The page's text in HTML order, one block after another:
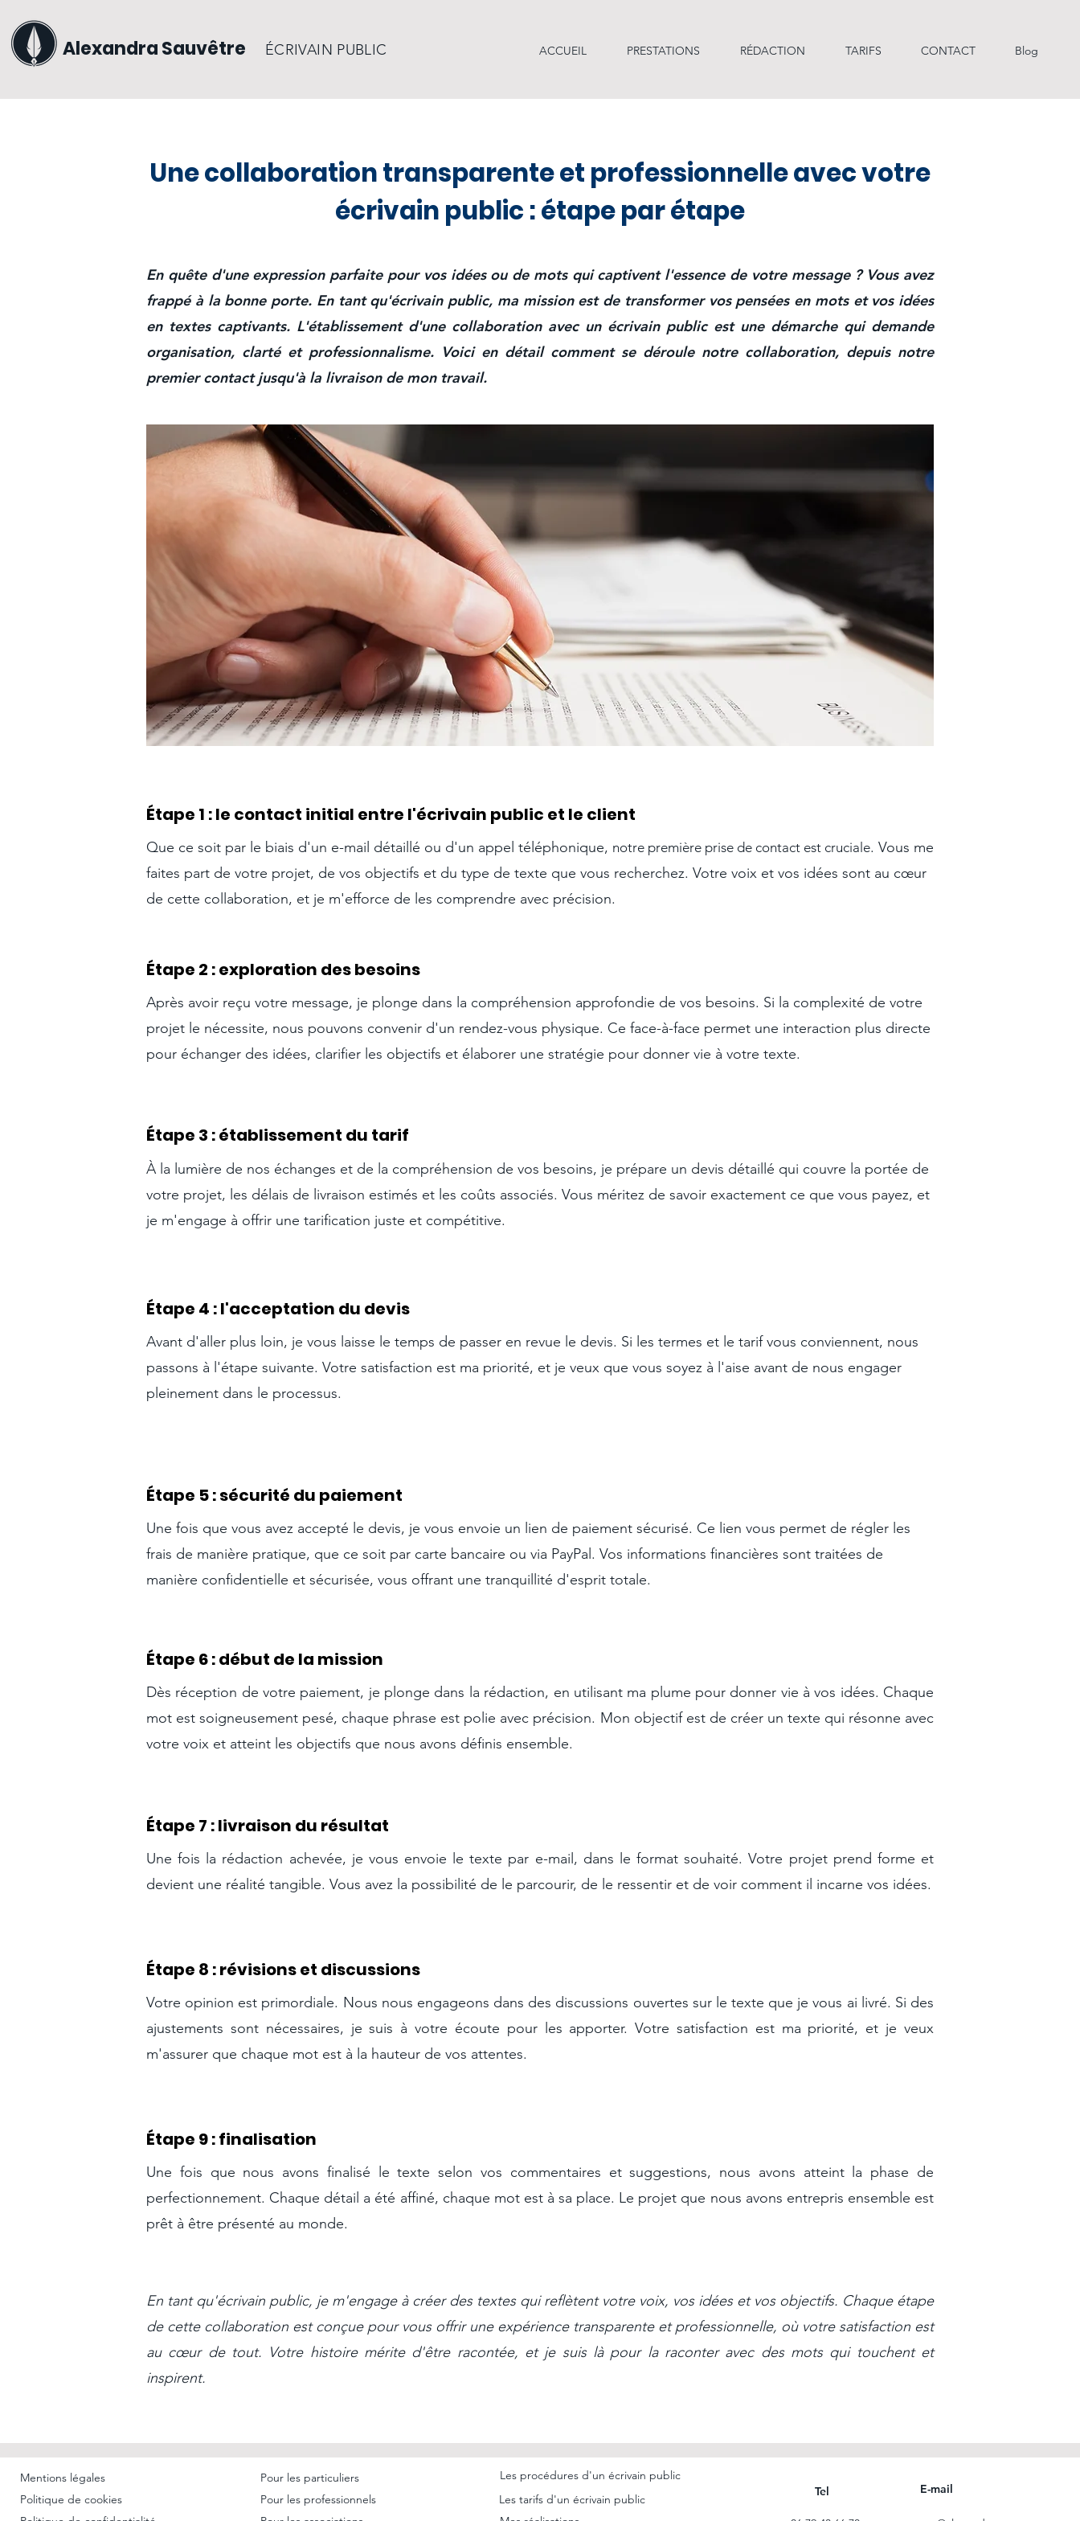
Alexandra Sauvêtre ÉCRIVAIN PUBLIC ACCUEIL PRESTATIONS RÉDACTION TARIFS CONTACT Blog
Une collaboration transparente et professionnelle avec votre
écrivain public : étape par étape
En quête d'une expression parfaite pour vos idées ou de mots qui captivent l'essence de votre message ? Vous avez
frappé à la bonne porte. En tant qu'écrivain public, ma mission est de transformer vos pensées en mots et vos idées
en textes captivants. L'établissement d'une collaboration avec un écrivain public est une démarche qui demande
organisation, clarté et professionnalisme. Voici en détail comment se déroule notre collaboration, depuis notre
premier contact jusqu'à la livraison de mon travail.
Étape 1 : le contact initial entre l'écrivain public et le client
Que ce soit par le biais d'un e-mail détaillé ou d'un appel téléphonique, notre première prise de contact est cruciale. Vous me
faites part de votre projet, de vos objectifs et du type de texte que vous recherchez. Votre voix et vos idées sont au cœur
de cette collaboration, et je m'efforce de les comprendre avec précision.
Étape 2 : exploration des besoins
Après avoir reçu votre message, je plonge dans la compréhension approfondie de vos besoins. Si la complexité de votre
projet le nécessite, nous pouvons convenir d'un rendez-vous physique. Ce face-à-face permet une interaction plus directe
pour échanger des idées, clarifier les objectifs et élaborer une stratégie pour donner vie à votre texte.
Étape 3 : établissement du tarif
À la lumière de nos échanges et de la compréhension de vos besoins, je prépare un devis détaillé qui couvre la portée de
votre projet, les délais de livraison estimés et les coûts associés. Vous méritez de savoir exactement ce que vous payez, et
je m'engage à offrir une tarification juste et compétitive.
Étape 4 : l'acceptation du devis
Avant d'aller plus loin, je vous laisse le temps de passer en revue le devis. Si les termes et le tarif vous conviennent, nous
passons à l'étape suivante. Votre satisfaction est ma priorité, et je veux que vous soyez à l'aise avant de nous engager
pleinement dans le processus.
Étape 5 : sécurité du paiement
Une fois que vous avez accepté le devis, je vous envoie un lien de paiement sécurisé. Ce lien vous permet de régler les
frais de manière pratique, que ce soit par carte bancaire ou via PayPal. Vos informations financières sont traitées de
manière confidentielle et sécurisée, vous offrant une tranquillité d'esprit totale.
Étape 6 : début de la mission
Dès réception de votre paiement, je plonge dans la rédaction, en utilisant ma plume pour donner vie à vos idées. Chaque
mot est soigneusement pesé, chaque phrase est polie avec précision. Mon objectif est de créer un texte qui résonne avec
votre voix et atteint les objectifs que nous avons définis ensemble.
Étape 7 : livraison du résultat
Une fois la rédaction achevée, je vous envoie le texte par e-mail, dans le format souhaité. Votre projet prend forme et
devient une réalité tangible. Vous avez la possibilité de le parcourir, de le ressentir et de voir comment il incarne vos idées.
Étape 8 : révisions et discussions
Votre opinion est primordiale. Nous nous engageons dans des discussions ouvertes sur le texte que je vous ai livré. Si des
ajustements sont nécessaires, je suis à votre écoute pour les apporter. Votre satisfaction est ma priorité, et je veux
m'assurer que chaque mot est à la hauteur de vos attentes.
Étape 9 : finalisation
​​Une fois que nous avons finalisé le texte selon vos commentaires et suggestions, nous avons atteint la phase de
perfectionnement. Chaque détail a été affiné, chaque mot est à sa place. Le projet que nous avons entrepris ensemble est
prêt à être présenté au monde.
En tant qu'écrivain public, je m'engage à créer des textes qui reflètent votre voix, vos idées et vos objectifs. Chaque étape
de cette collaboration est conçue pour vous offrir une expérience transparente et professionnelle, où votre satisfaction est
au cœur de tout. Votre histoire mérite d'être racontée, et je suis là pour la raconter avec des mots qui touchent et
inspirent.
Mentions légales
Politique de cookies
Pour les particuliers
Pour les professionnels
Les procédures d'un écrivain public
Les tarifs d'un écrivain public
Tel E-mail